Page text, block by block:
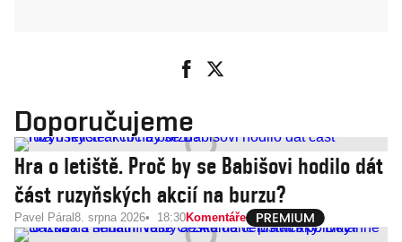
Doporučujeme
Hra o letiště. Proč by se Babišovi hodilo dát
část ruzyňských akcií na burzu?
Pavel Páral 8. srpna 2026 18:30Komentáře